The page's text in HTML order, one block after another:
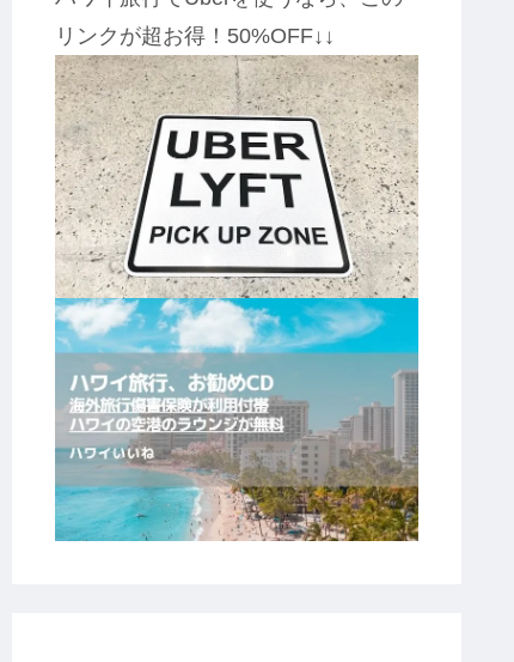
リンクが超お得！50%OFF↓↓